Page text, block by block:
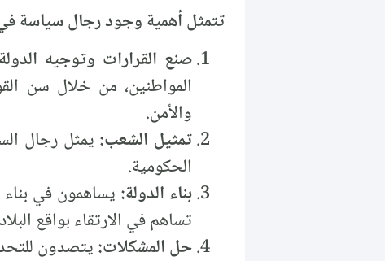
تتمثل أهمية وجود رجال سياسة
صنع القرارات وتوجيه
المواطنين، من خلال سن
والأمن.
تمثيل الشعب: يمثل رجال
الحكومية.
بناء الدولة:
تساهم في الارتقاء بواقع
حل المشكلات:يتصدون